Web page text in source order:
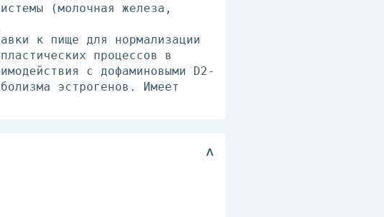
(молочная железа,
к пище для нормализации
процессов в
с дофаминовыми D2-
эстрогенов. Имеет